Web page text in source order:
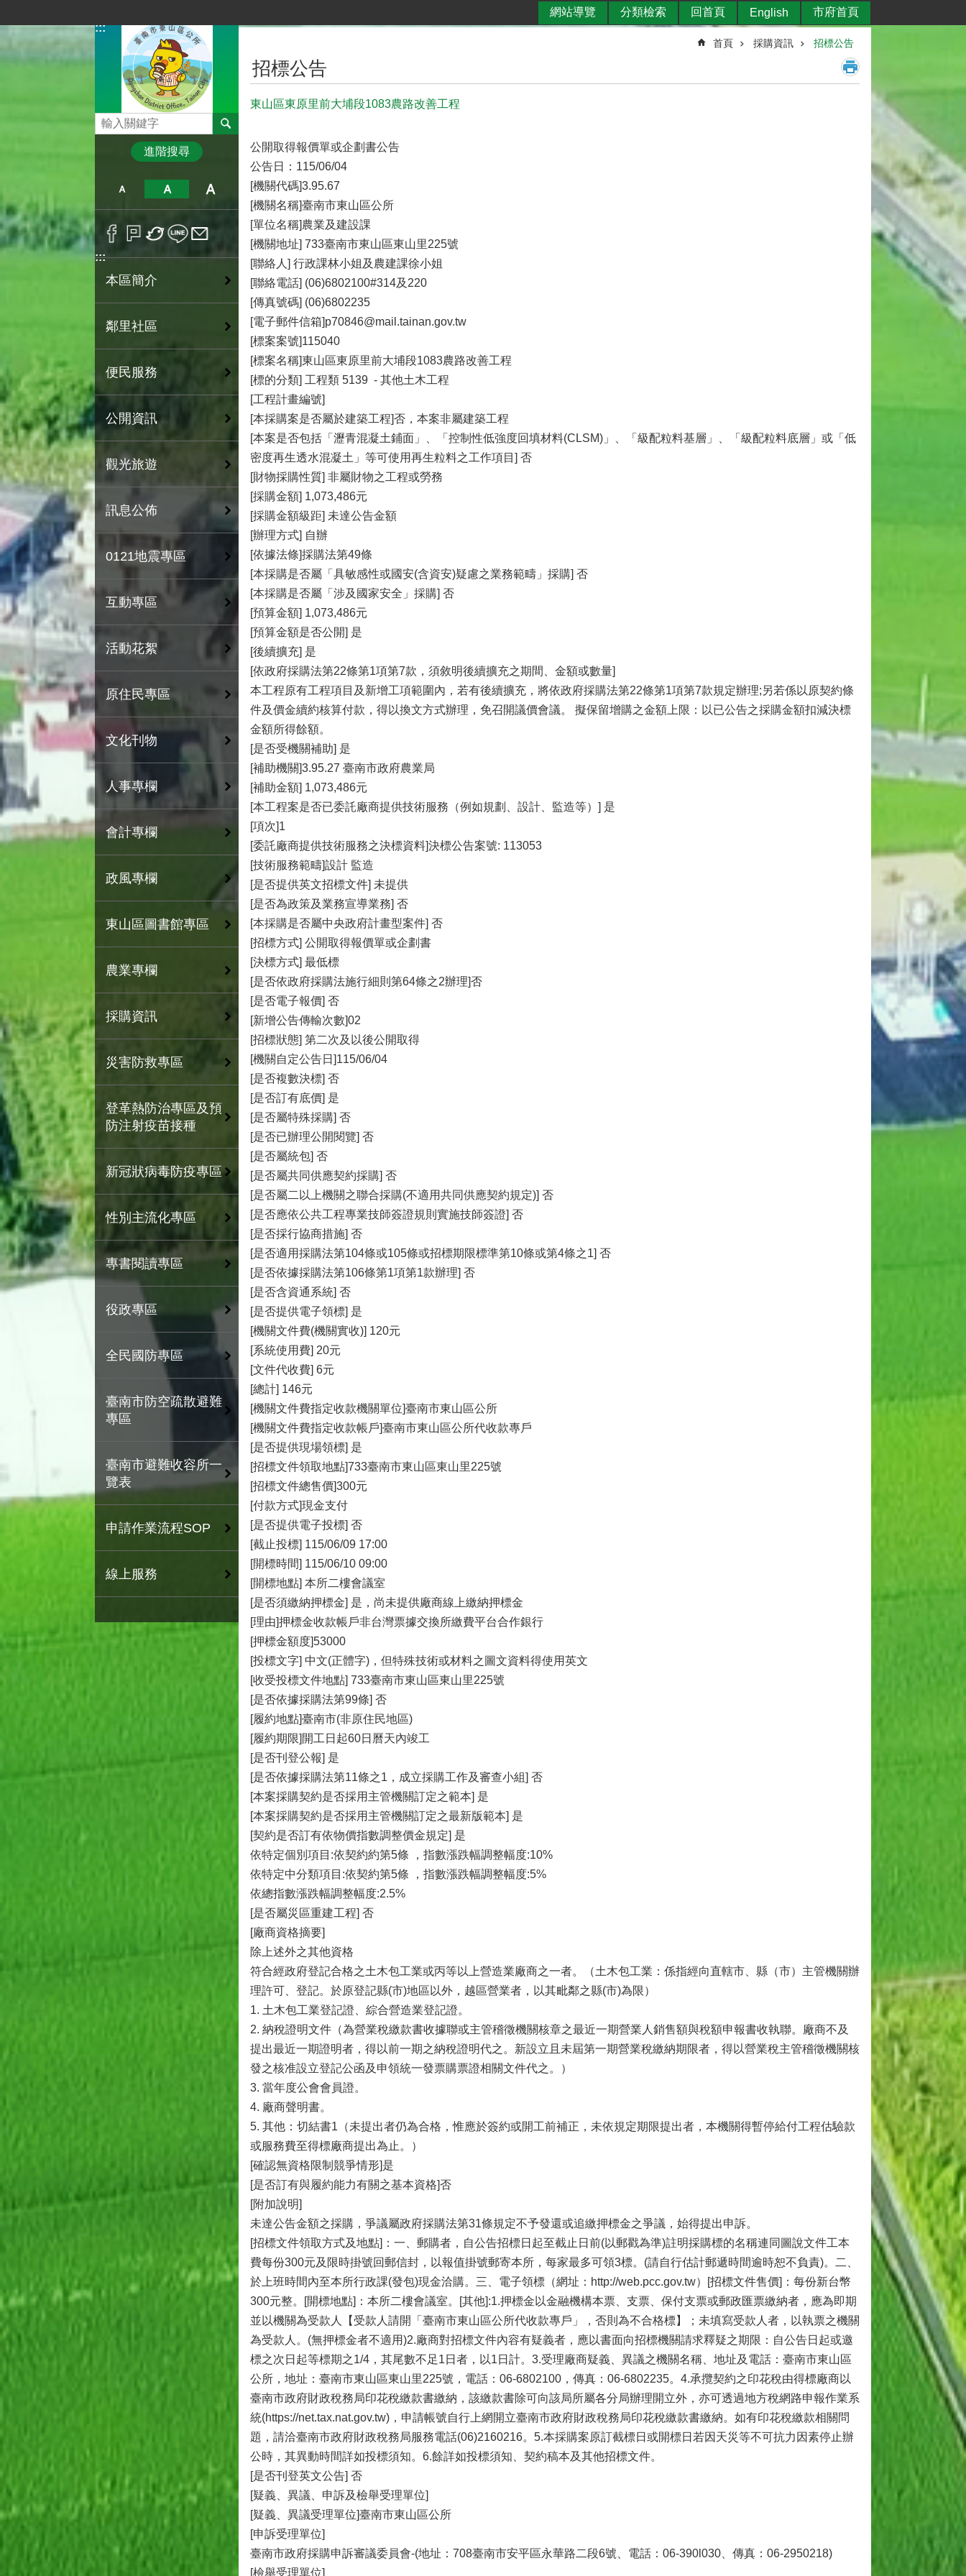
:::
網站導覽 分類檢索 回首頁 English 市府首頁
搜尋
進階搜尋
:::
本區簡介
鄰里社區
便民服務
公開資訊
觀光旅遊
訊息公佈
0121地震專區
互動專區
活動花絮
原住民專區
文化刊物
人事專欄
會計專欄
政風專欄
東山區圖書館專區
農業專欄
採購資訊
災害防救專區
登革熱防治專區及預
防注射疫苗接種
新冠狀病毒防疫專區
性別主流化專區
專書閱讀專區
役政專區
全民國防專區
臺南市防空疏散避難
專區
臺南市避難收容所一
覽表
申請作業流程SOP
線上服務
首頁 採購資訊 招標公告
招標公告
東山區東原里前大埔段1083農路改善工程
公開取得報價單或企劃書公告
公告日：115/06/04
[機關代碼]3.95.67
[機關名稱]臺南市東山區公所
[單位名稱]農業及建設課
[機關地址] 733臺南市東山區東山里225號
[聯絡人] 行政課林小姐及農建課徐小姐
[聯絡電話] (06)6802100#314及220
[傳真號碼] (06)6802235
[電子郵件信箱]p70846@mail.tainan.gov.tw
[標案案號]115040
[標案名稱]東山區東原里前大埔段1083農路改善工程
[標的分類] 工程類 5139 - 其他土木工程
[工程計畫編號]
[本採購案是否屬於建築工程]否，本案非屬建築工程
[本案是否包括「瀝青混凝土鋪面」、「控制性低強度回填材料(CLSM)」、「級配粒料基層」、「級配粒料底層」或「低
密度再生透水混凝土」等可使用再生粒料之工作項目] 否
[財物採購性質] 非屬財物之工程或勞務
[採購金額] 1,073,486元
[採購金額級距] 未達公告金額
[辦理方式] 自辦
[依據法條]採購法第49條
[本採購是否屬「具敏感性或國安(含資安)疑慮之業務範疇」採購] 否
[本採購是否屬「涉及國家安全」採購] 否
[預算金額] 1,073,486元
[預算金額是否公開] 是
[後續擴充] 是
[依政府採購法第22條第1項第7款，須敘明後續擴充之期間、金額或數量]
本工程原有工程項目及新增工項範圍內，若有後續擴充，將依政府採購法第22條第1項第7款規定辦理;另若係以原契約條
件及價金續約核算付款，得以換文方式辦理，免召開議價會議。 擬保留增購之金額上限：以已公告之採購金額扣減決標
金額所得餘額。
[是否受機關補助] 是
[補助機關]3.95.27 臺南市政府農業局
[補助金額] 1,073,486元
[本工程案是否已委託廠商提供技術服務（例如規劃、設計、監造等）] 是
[項次]1
[委託廠商提供技術服務之決標資料]決標公告案號: 113053
[技術服務範疇]設計 監造
[是否提供英文招標文件] 未提供
[是否為政策及業務宣導業務] 否
[本採購是否屬中央政府計畫型案件] 否
[招標方式] 公開取得報價單或企劃書
[決標方式] 最低標
[是否依政府採購法施行細則第64條之2辦理]否
[是否電子報價] 否
[新增公告傳輸次數]02
[招標狀態] 第二次及以後公開取得
[機關自定公告日]115/06/04
[是否複數決標] 否
[是否訂有底價] 是
[是否屬特殊採購] 否
[是否已辦理公開閱覽] 否
[是否屬統包] 否
[是否屬共同供應契約採購] 否
[是否屬二以上機關之聯合採購(不適用共同供應契約規定)] 否
[是否應依公共工程專業技師簽證規則實施技師簽證] 否
[是否採行協商措施] 否
[是否適用採購法第104條或105條或招標期限標準第10條或第4條之1] 否
[是否依據採購法第106條第1項第1款辦理] 否
[是否含資通系統] 否
[是否提供電子領標] 是
[機關文件費(機關實收)] 120元
[系統使用費] 20元
[文件代收費] 6元
[總計] 146元
[機關文件費指定收款機關單位]臺南市東山區公所
[機關文件費指定收款帳戶]臺南市東山區公所代收款專戶
[是否提供現場領標] 是
[招標文件領取地點]733臺南市東山區東山里225號
[招標文件總售價]300元
[付款方式]現金支付
[是否提供電子投標] 否
[截止投標] 115/06/09 17:00
[開標時間] 115/06/10 09:00
[開標地點] 本所二樓會議室
[是否須繳納押標金] 是，尚未提供廠商線上繳納押標金
[理由]押標金收款帳戶非台灣票據交換所繳費平台合作銀行
[押標金額度]53000
[投標文字] 中文(正體字)，但特殊技術或材料之圖文資料得使用英文
[收受投標文件地點] 733臺南市東山區東山里225號
[是否依據採購法第99條] 否
[履約地點]臺南市(非原住民地區)
[履約期限]開工日起60日曆天內竣工
[是否刊登公報] 是
[是否依據採購法第11條之1，成立採購工作及審查小組] 否
[本案採購契約是否採用主管機關訂定之範本] 是
[本案採購契約是否採用主管機關訂定之最新版範本] 是
[契約是否訂有依物價指數調整價金規定] 是
依特定個別項目:依契約約第5條 ，指數漲跌幅調整幅度:10%
依特定中分類項目:依契約第5條 ，指數漲跌幅調整幅度:5%
依總指數漲跌幅調整幅度:2.5%
[是否屬災區重建工程] 否
[廠商資格摘要]
除上述外之其他資格
符合經政府登記合格之土木包工業或丙等以上營造業廠商之一者。（土木包工業：係指經向直轄市、縣（市）主管機關辦
理許可、登記。於原登記縣(市)地區以外，越區營業者，以其毗鄰之縣(市)為限）
1. 土木包工業登記證、綜合營造業登記證。
2. 納稅證明文件（為營業稅繳款書收據聯或主管稽徵機關核章之最近一期營業人銷售額與稅額申報書收執聯。廠商不及
提出最近一期證明者，得以前一期之納稅證明代之。新設立且未屆第一期營業稅繳納期限者，得以營業稅主管稽徵機關核
發之核准設立登記公函及申領統一發票購票證相關文件代之。）
3. 當年度公會會員證。
4. 廠商聲明書。
5. 其他：切結書1（未提出者仍為合格，惟應於簽約或開工前補正，未依規定期限提出者，本機關得暫停給付工程估驗款
或服務費至得標廠商提出為止。）
[確認無資格限制競爭情形]是
[是否訂有與履約能力有關之基本資格]否
[附加說明]
未達公告金額之採購，爭議屬政府採購法第31條規定不予發還或追繳押標金之爭議，始得提出申訴。
[招標文件領取方式及地點]：一、郵購者，自公告招標日起至截止日前(以郵戳為準)註明採購標的名稱連同圖說文件工本
費每份300元及限時掛號回郵信封，以報值掛號郵寄本所，每家最多可領3標。(請自行估計郵遞時間逾時恕不負責)。二、
於上班時間內至本所行政課(發包)現金洽購。三、電子領標（網址：http://web.pcc.gov.tw）[招標文件售價]：每份新台幣
300元整。[開標地點]：本所二樓會議室。[其他]:1.押標金以金融機構本票、支票、保付支票或郵政匯票繳納者，應為即期
並以機關為受款人【受款人請開「臺南市東山區公所代收款專戶」，否則為不合格標】；未填寫受款人者，以執票之機關
為受款人。(無押標金者不適用)2.廠商對招標文件內容有疑義者，應以書面向招標機關請求釋疑之期限：自公告日起或邀
標之次日起等標期之1/4，其尾數不足1日者，以1日計。3.受理廠商疑義、異議之機關名稱、地址及電話：臺南市東山區
公所，地址：臺南市東山區東山里225號，電話：06-6802100，傳真：06-6802235。4.承攬契約之印花稅由得標廠商以
臺南市政府財政稅務局印花稅繳款書繳納，該繳款書除可向該局所屬各分局辦理開立外，亦可透過地方稅網路申報作業系
統(https://net.tax.nat.gov.tw)，申請帳號自行上網開立臺南市政府財政稅務局印花稅繳款書繳納。如有印花稅繳款相關問
題，請洽臺南市政府財政稅務局服務電話(06)2160216。5.本採購案原訂截標日或開標日若因天災等不可抗力因素停止辦
公時，其異動時間詳如投標須知。6.餘詳如投標須知、契約稿本及其他招標文件。
[是否刊登英文公告] 否
[疑義、異議、申訴及檢舉受理單位]
[疑義、異議受理單位]臺南市東山區公所
[申訴受理單位]
臺南市政府採購申訴審議委員會-(地址：708臺南市安平區永華路二段6號、電話：06-390l030、傳真：06-2950218)
[檢舉受理單位]